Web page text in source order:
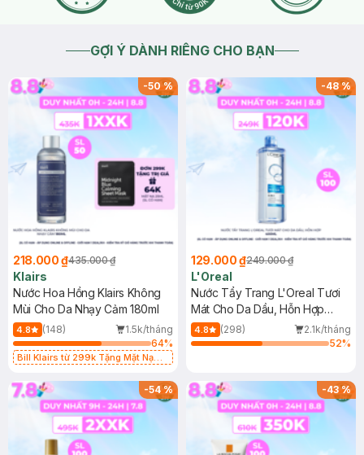
GỢI Ý DÀNH RIÊNG CHO BẠN
-50%
218.000 ₫435.000 ₫
Klairs
Nước Hoa Hồng Klairs Không
Mùi Cho Da Nhạy Cảm 180ml
4.8 (148)
1.5k/tháng
64%
Bill Klairs từ 299k Tặng Mặt Nạ
25ml (SL Có Hạn)
-48%
129.000 ₫249.000 ₫
L'Oreal
Nước Tẩy Trang L'Oreal Tươi
Mát Cho Da Dầu, Hỗn Hợp
400ml
4.8 (298)
2.1k/tháng
52%
-54% -43%